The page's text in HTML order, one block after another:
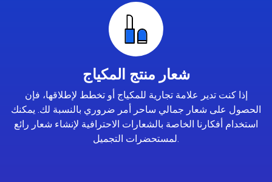
شعار منتج المكياج
إذا كنت تدير علامة تجارية للمكياج أو تخطط لإطلاقها، فإن
الحصول على شعار جمالي ساحر أمر ضروري بالنسبة لك. يمكنك
استخدام أفكارنا الخاصة بالشعارات الاحترافية لإنشاء شعار رائع
لمستحضرات التجميل.